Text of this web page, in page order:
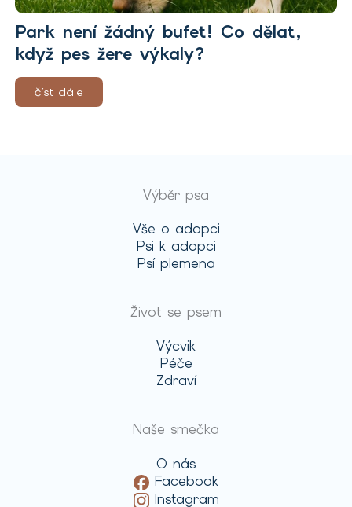
Park není žádný bufet! Co dělat,
když pes žere výkaly?
číst dále
Výběr psa
Vše o adopci
Psi k adopci
Psí plemena
Život se psem
Výcvik
Péče
Zdraví
Naše smečka
O nás
Facebook
Instagram